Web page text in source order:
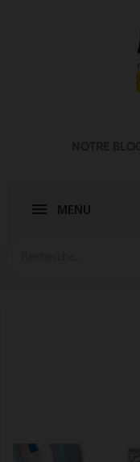
MENU